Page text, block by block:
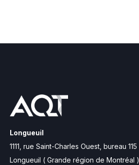
Longueuil
1111, rue Saint-Charles Ouest, bureau 115
Longueuil ( Grande région de Montréal )